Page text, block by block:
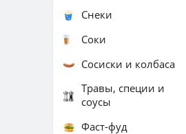
Снеки
Соки
Сосиски и колбаса
Травы, специи и
соусы
Фаст-фуд